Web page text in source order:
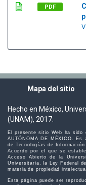
PDF
Mapa del sitio
Hecho en México,
(UNAM), 2017.
El presente sitio Web ha sido
AUTÓNOMA DE MÉXICO.
de Tecnologías de
Acuerdo por el que se
Acceso Abierto de la
Universitaria, la Ley Federal
materia de propiedad
Esta página puede ser